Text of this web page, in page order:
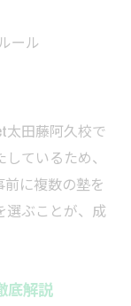
ール
太田藤阿久校で
ているため、
に複数の塾を
選ぶことが、成
底解説